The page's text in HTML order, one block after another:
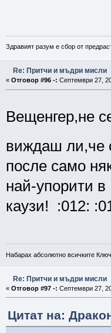
Здравият разум е сбор от
Re: Притчи и мъдри мисли
« Отговор #96 -: Септември 27,
Вещенгер,не
виждаш ли,че
после само
най-упорити в
каузи! :012:
Набарах абсолютно всичките
Re: Притчи и мъдри мисли
« Отговор #97 -: Септември 27,
Цитат на: